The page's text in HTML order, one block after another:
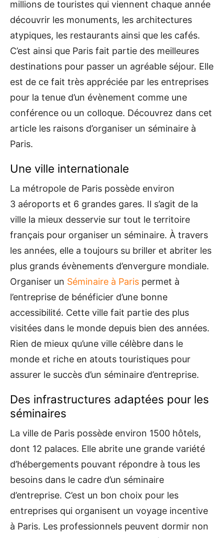
millions de touristes qui viennent chaque année
découvrir les monuments, les architectures
atypiques, les restaurants ainsi que les cafés.
C’est ainsi que Paris fait partie des meilleures
destinations pour passer un agréable séjour. Elle
est de ce fait très appréciée par les entreprises
pour la tenue d’un évènement comme une
conférence ou un colloque. Découvrez dans cet
article les raisons d’organiser un séminaire à
Paris.
Une ville internationale
La métropole de Paris possède environ
3 aéroports et 6 grandes gares. Il s’agit de la
ville la mieux desservie sur tout le territoire
français pour organiser un séminaire. À travers
les années, elle a toujours su briller et abriter les
plus grands évènements d’envergure mondiale.
Organiser un Séminaire à Paris permet à
l’entreprise de bénéficier d’une bonne
accessibilité. Cette ville fait partie des plus
visitées dans le monde depuis bien des années.
Rien de mieux qu’une ville célèbre dans le
monde et riche en atouts touristiques pour
assurer le succès d’un séminaire d’entreprise.
Des infrastructures adaptées pour les
séminaires
La ville de Paris possède environ 1500 hôtels,
dont 12 palaces. Elle abrite une grande variété
d’hébergements pouvant répondre à tous les
besoins dans le cadre d’un séminaire
d’entreprise. C’est un bon choix pour les
entreprises qui organisent un voyage incentive
à Paris. Les professionnels peuvent dormir non